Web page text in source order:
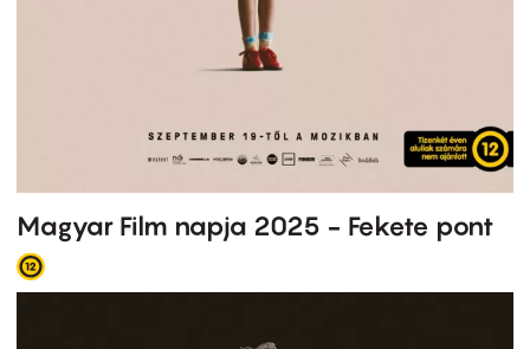
Magyar Film napja 2025 - Fekete pont